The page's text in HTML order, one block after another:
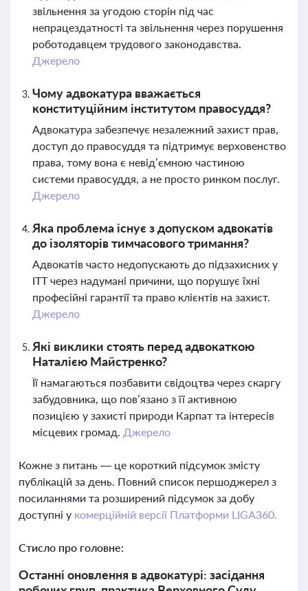
звільнення за угодою сторін під час
непрацездатності та звільнення через порушення
роботодавцем трудового законодавства.
Джерело
Чому адвокатура вважається
конституційним інститутом правосуддя?
Адвокатура забезпечує незалежний захист прав,
доступ до правосуддя та підтримує верховенство
права, тому вона є невід’ємною частиною
системи правосуддя, а не просто ринком послуг.
Джерело
Яка проблема існує з допуском адвокатів
до ізоляторів тимчасового тримання?
Адвокатів часто недопускають до підзахисних у
ІТТ через надумані причини, що порушує їхні
професійні гарантії та право клієнтів на захист.
Джерело
Які виклики стоять перед адвокаткою
Наталією Майстренко?
Її намагаються позбавити свідоцтва через скаргу
забудовника, що пов’язано з її активною
позицією у захисті природи Карпат та інтересів
місцевих громад. Джерело
Кожне з питань — це короткий підсумок змісту
публікацій за день. Повний список першоджерел з
посиланнями та розширений підсумок за добу
доступні у комерційній версії Платформи LIGA360.
Стисло про головне:
Останні оновлення в адвокатурі: засідання